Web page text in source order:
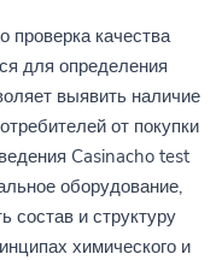
проверка качества
для определения
выявить наличие
от покупки
Casinacho test
оборудование,
состав и структуру
химического и